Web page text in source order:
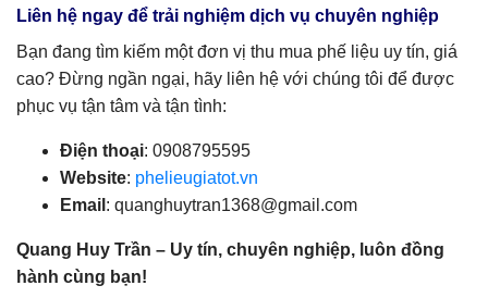
Liên hệ ngay để trải nghiệm dịch vụ chuyên nghiệp
Bạn đang tìm kiếm một đơn vị thu mua phế liệu uy tín, giá
cao? Đừng ngần ngại, hãy liên hệ với chúng tôi để được
phục vụ tận tâm và tận tình:
Điện thoại: 0908795595
Website: phelieugiatot.vn
Email : quanghuytran1368@gmail.com
Quang Huy Trần – Uy tín, chuyên nghiệp, luôn đồng
hành cùng bạn!